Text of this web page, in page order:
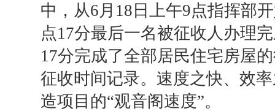
中，从6月18日上午9点指挥部
点17分最后一名被征收人办理
17分完成了全部居民住宅房屋
征收时间记录。速度之快、效
造项目的“观音阁速度”。